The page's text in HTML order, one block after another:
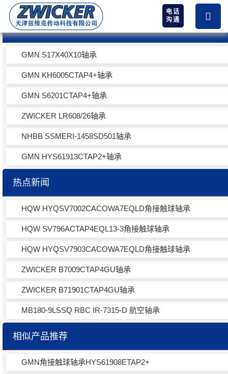
电话
沟通
热卖产品
GMN S17X40X10轴承
GMN KH6005CTAP4+轴承
GMN S6201CTAP4+轴承
ZWICKER LR608/26轴承
NHBB SSMERI-1458SD501轴承
GMN HYS61913CTAP2+轴承
热点新闻
HQW HYQSV7002CACOWA7EQLD角接触球轴承
HQW SV796ACTAP4EQL13-3角接触球轴承
HQW HYQSV7903CACOWA7EQLD角接触球轴承
ZWICKER B7009CTAP4GU轴承
ZWICKER B71901CTAP4GU轴承
MB180-9LSSQ RBC IR-7315-D 航空轴承
相似产品推荐
GMN角接触球轴承HYS61908ETAP2+